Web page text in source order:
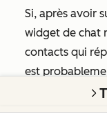
Si, après avoir
widget de chat
contacts qui
est
le widget de
cookie de suivi